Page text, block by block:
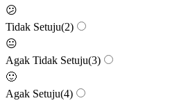
😕
Tidak Setuju(2)
😐
Agak Tidak Setuju(3)
🙂
Agak Setuju(4)